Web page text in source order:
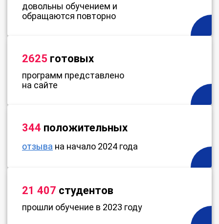
довольны обучением и
обращаются повторно
2625 готовых
программ представлено
на сайте
344 положительных
отзыва на начало 2024 года
21 407 студентов
прошли обучение в 2023 году